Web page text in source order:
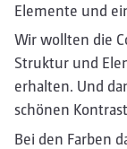
Elemente und
Wir wollten die
Struktur und
erhalten. Und
schönen
Bei den Farben